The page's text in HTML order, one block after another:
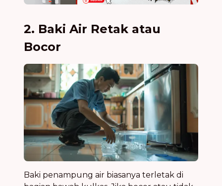
2. Baki Air Retak atau
Bocor
Baki penampung air biasanya terletak di